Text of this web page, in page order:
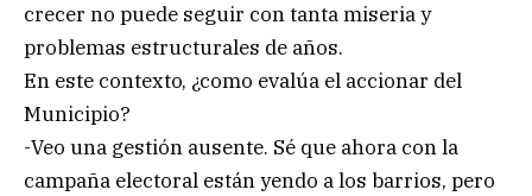
crecer no puede seguir con tanta miseria y
problemas estructurales de años.
En este contexto, ¿como evalúa el accionar del
Municipio?
-Veo una gestión ausente. Sé que ahora con la
campaña electoral están yendo a los barrios, pero